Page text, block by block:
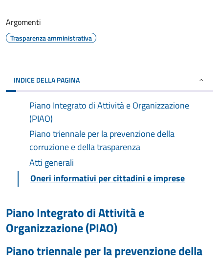
Argomenti
Trasparenza amministrativa
INDICE DELLA PAGINA
Piano Integrato di Attività e Organizzazione
(PIAO)
Piano triennale per la prevenzione della
corruzione e della trasparenza
Atti generali
Oneri informativi per cittadini e imprese
Piano Integrato di Attività e
Organizzazione (PIAO)
Piano triennale per la prevenzione della